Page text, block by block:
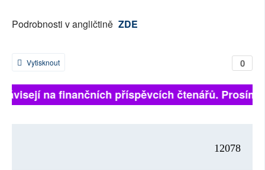
Podrobnosti v angličtině ZDE
0
Vytisknout
na finančních příspěvcích čtenářů.
12078